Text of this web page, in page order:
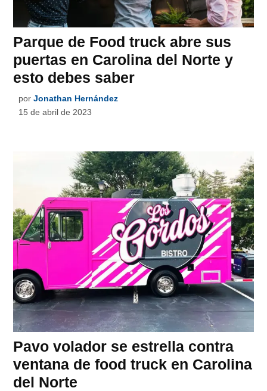
Parque de Food truck abre sus
puertas en Carolina del Norte y
esto debes saber
por Jonathan Hernández
15 de abril de 2023
Pavo volador se estrella contra
ventana de food truck en Carolina
del Norte